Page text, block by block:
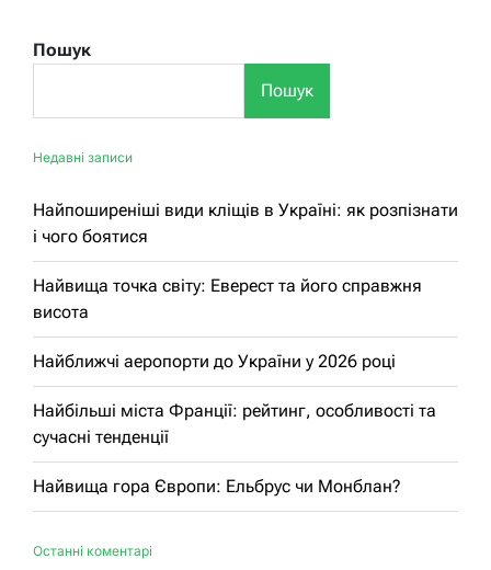
Пошук
Пошук
Недавні записи
Найпоширеніші види кліщів в Україні: як розпізнати
і чого боятися
Найвища точка світу: Еверест та його справжня
висота
Найближчі аеропорти до України у 2026 році
Найбільші міста Франції: рейтинг, особливості та
сучасні тенденції
Найвища гора Європи: Ельбрус чи Монблан?
Останні коментарі